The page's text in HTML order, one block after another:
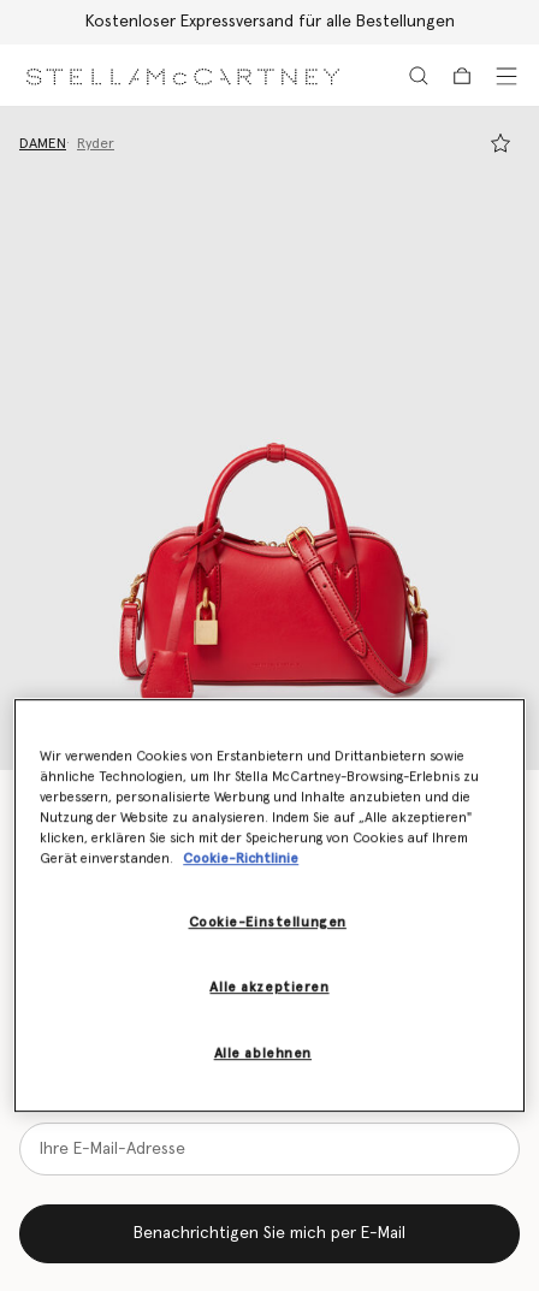
Kostenloser Expressversand für alle Bestellungen
DAMEN Ryder
Ryder Umhängetasche
€995.00
Benachrichtigen Sie mich per E-Mail
Wir verwenden Cookies von Erstanbietern und Drittanbietern sowie
ähnliche Technologien, um Ihr Stella McCartney-Browsing-Erlebnis zu
verbessern, personalisierte Werbung und Inhalte anzubieten und die
Nutzung der Website zu analysieren. Indem Sie auf „Alle akzeptieren"
klicken, erklären Sie sich mit der Speicherung von Cookies auf Ihrem
Gerät einverstanden.
Cookie-Richtlinie
Cookie-Einstellungen
Alle ablehnen
Alle akzeptieren